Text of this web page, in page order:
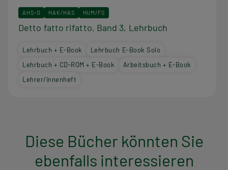
AHS-O HAK/HAS HUM/FS
Detto fatto rifatto, Band 3, Lehrbuch
Lehrbuch + E-Book
Lehrbuch E-Book Solo
Lehrbuch + CD-ROM + E-Book
Arbeitsbuch + E-Book
Lehrer/innenheft
Diese Bücher könnten Sie
ebenfalls interessieren